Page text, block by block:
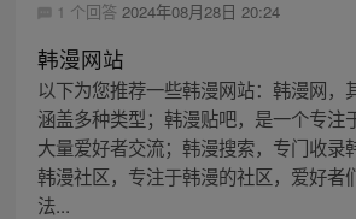
1 个回答 2024年08月28日 20:24
韩漫网站
以下为您推荐一些韩漫网站：韩漫网，
涵盖多种类型；韩漫贴吧，是一个专注
大量爱好者交流；韩漫搜索，专门收录
韩漫社区，专注于韩漫的社区，爱好者
法...